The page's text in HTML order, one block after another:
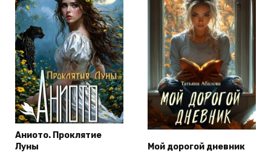
Аниото. Проклятие
Луны
Мой дорогой дневник